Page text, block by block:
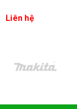
Liên hệ